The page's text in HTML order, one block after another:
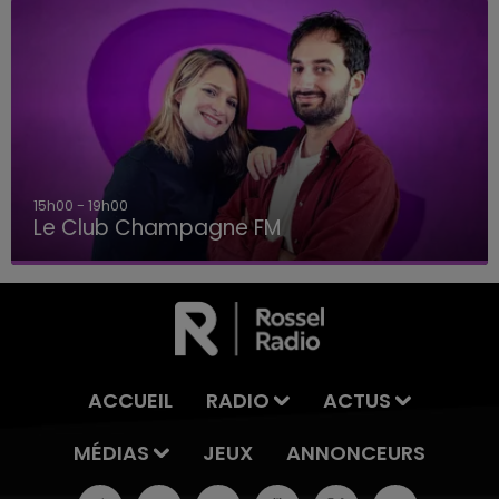
19h00 - 19h15
LA POP MACHINE - CHAMPAGNE FM
ACCUEIL RADIO
ACTUS
MÉDIAS
JEUX ANNONCEURS